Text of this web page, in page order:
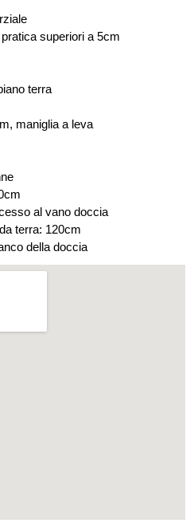
superiori a 5cm
terra
maniglia a leva
al vano doccia
terra: 120cm
della doccia